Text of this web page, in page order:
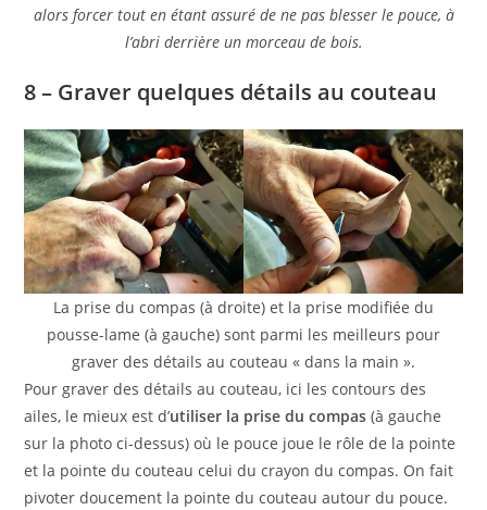
alors forcer tout en étant assuré de ne pas blesser le pouce, à
l’abri derrière un morceau de bois.
8 – Graver quelques détails au couteau
La prise du compas (à droite) et la prise modifiée du
pousse-lame (à gauche) sont parmi les meilleurs pour
graver des détails au couteau « dans la main ».
Pour graver des détails au couteau, ici les contours des
ailes, le mieux est d’utiliser la prise du compas (à gauche
sur la photo ci-dessus) où le pouce joue le rôle de la pointe
et la pointe du couteau celui du crayon du compas. On fait
pivoter doucement la pointe du couteau autour du pouce.